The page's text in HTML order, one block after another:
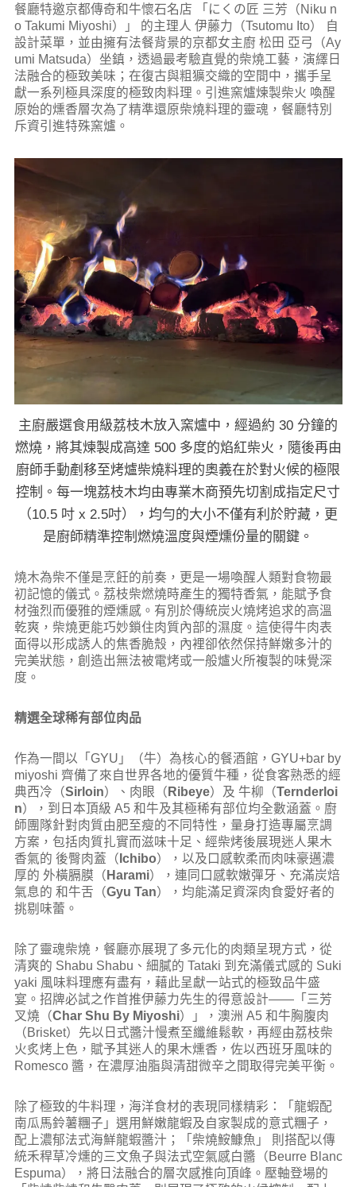
餐廳特邀京都傳奇和牛懷石名店 「にくの匠 三芳（Niku n
o Takumi Miyoshi）」 的主理人 伊藤力（Tsutomu Ito） 自
設計菜單，並由擁有法餐背景的京都女主廚 松田 亞弓（Ay
umi Matsuda）坐鎮，透過最考驗直覺的柴燒工藝，演繹日
法融合的極致美味；在復古與粗獷交織的空間中，攜手呈
獻一系列極具深度的極致肉料理。引進窯爐煉製柴火 喚醒
原始的燻香層次為了精準還原柴燒料理的靈魂，餐廳特別
斥資引進特殊窯爐。
主廚嚴選食用級荔枝木放入窯爐中，經過約 30 分鐘的
燃燒，將其煉製成高達 500 多度的焰紅柴火，隨後再由
廚師手動剷移至烤爐柴燒料理的奧義在於對火候的極限
控制。每一塊荔枝木均由專業木商預先切割成指定尺寸
（10.5 吋 x 2.5吋），均勻的大小不僅有利於貯藏，更
是廚師精準控制燃燒溫度與煙燻份量的關鍵。
燒木為柴不僅是烹飪的前奏，更是一場喚醒人類對食物最
初記憶的儀式。荔枝柴燃燒時產生的獨特香氣，能賦予食
材強烈而優雅的煙燻感。有別於傳統炭火燒烤追求的高溫
乾爽，柴燒更能巧妙鎖住肉質內部的濕度。這使得牛肉表
面得以形成誘人的焦香脆殼，內裡卻依然保持鮮嫩多汁的
完美狀態，創造出無法被電烤或一般爐火所複製的味覺深
度。
精選全球稀有部位肉品
作為一間以「GYU」（牛）為核心的餐酒館，GYU+bar by
miyoshi 齊備了來自世界各地的優質牛種，從食客熟悉的經
典西冷（Sirloin）、肉眼（ Ribeye）及 牛柳（Ternderloi
n），到日本頂級 A5 和牛及其極稀有部位均全數涵蓋。廚
師團隊針對肉質由肥至瘦的不同特性，量身打造專屬烹調
方案，包括肉質扎實而滋味十足、經柴烤後展現迷人果木
香氣的 後臀肉蓋（ Ichibo），以及口感軟柔而肉味豪邁濃
厚的 外橫膈膜（ Harami），連同口感軟嫩彈牙、充滿炭焙
氣息的 和牛舌（Gyu Tan），均能滿足資深肉食愛好者的
挑剔味蕾。
除了靈魂柴燒，餐廳亦展現了多元化的肉類呈現方式，從
清爽的 Shabu Shabu、細膩的 Tataki 到充滿儀式感的 Suki
yaki 風味料理應有盡有，藉此呈獻一站式的極致品牛盛
宴。招牌必試之作首推伊藤力先生的得意設計——「三芳
叉燒（Char Shu By Miyoshi）」，澳洲 A5 和牛胸腹肉
（Brisket）先以日式醬汁慢煮至纖維鬆軟，再經由荔枝柴
火炙烤上色，賦予其迷人的果木燻香，佐以西班牙風味的
Romesco 醬，在濃厚油脂與清甜微辛之間取得完美平衡。
除了極致的牛料理，海洋食材的表現同樣精彩：「龍蝦配
南瓜馬鈴薯糰子」選用鮮嫩龍蝦及自家製成的意式糰子，
配上濃郁法式海鮮龍蝦醬汁；「柴燒鮟鱇魚」
則搭配以傳
統禾稈草冷燻的三文魚子與法式空氣感白醬（Beurre Blanc
Espuma），將日法融合的層次感推向頂峰。壓軸登場的